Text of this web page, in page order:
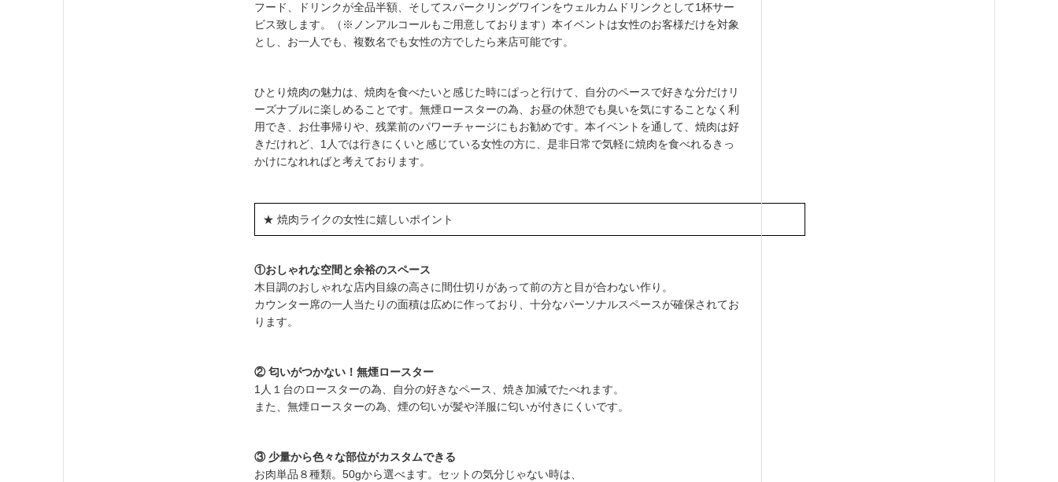
フード、ドリンクが全品半額、そしてスパークリングワインをウェルカムドリンクとして1杯サー
ビス致します。（※ノンアルコールもご用意しております）本イベントは女性のお客様だけを対象
とし、お一人でも、複数名でも女性の方でしたら来店可能です。
ひとり焼肉の魅力は、焼肉を食べたいと感じた時にぱっと行けて、自分のペースで好きな分だけリ
ーズナブルに楽しめることです。無煙ロースターの為、お昼の休憩でも臭いを気にすることなく利
用でき、お仕事帰りや、残業前のパワーチャージにもお勧めです。本イベントを通して、焼肉は好
きだけれど、1人では行きにくいと感じている女性の方に、是非日常で気軽に焼肉を食べれるきっ
かけになれればと考えております。
★ 焼肉ライクの女性に嬉しいポイント
①おしゃれな空間と余裕のスペース
木目調のおしゃれな店内目線の高さに間仕切りがあって前の方と目が合わない作り。
カウンター席の一人当たりの面積は広めに作っており、十分なパーソナルスペースが確保されてお
ります。
② 匂いがつかない！無煙ロースター
1人１台のロースターの為、自分の好きなペース、焼き加減でたべれます。
また、無煙ロースターの為、煙の匂いが髪や洋服に匂いが付きにくいです。
③ 少量から色々な部位がカスタムできる
お肉単品８種類。50gから選べます。セットの気分じゃない時は、